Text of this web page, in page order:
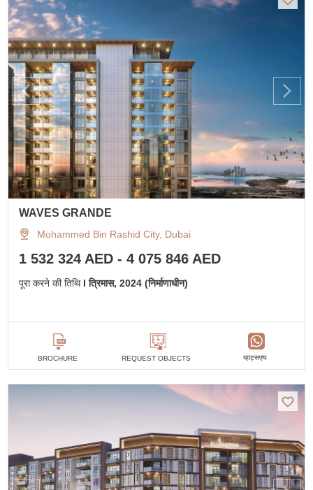
WAVES GRANDE
Mohammed Bin Rashid City, Dubai
1 532 324 AED - 4 075 846 AED
पूरा करने की तिथि I त्रिमास, 2024 (निर्माणाधीन)
BROCHURE REQUEST OBJECTS व्हाट्सएप्प